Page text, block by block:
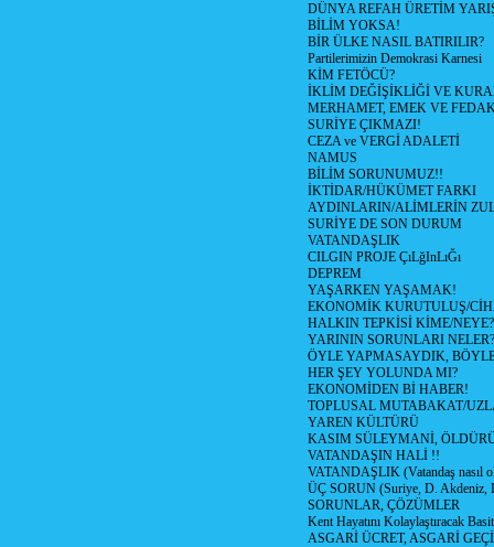
DÜNYA REFAH ÜRETİM
BİLİM YOKSA!
BİR ÜLKE NASIL BATIRILIR?
Partilerimizin Demokrasi Karnesi
KİM FETÖCÜ?
İKLİM DEĞİŞİKLİĞİ VE
MERHAMET, EMEK VE
SURİYE ÇIKMAZI!
CEZA ve VERGİ ADALETİ
NAMUS
BİLİM SORUNUMUZ!!
İKTİDAR/HÜKÜMET FARKI
AYDINLARIN/ALİMLERİN
SURİYE DE SON DURUM
VATANDAŞLIK
CILGIN PROJE ÇıLğInLıĞı
DEPREM
YAŞARKEN YAŞAMAK!
EKONOMİK KURUTULUŞ/
HALKIN TEPKİSİ KİME/NEYE?
YARININ SORUNLARI NELER?
ÖYLE YAPMASAYDIK,
HER ŞEY YOLUNDA MI?
EKONOMİDEN Bİ HABER!
TOPLUSAL MUTABAKAT/
YAREN KÜLTÜRÜ
KASIM SÜLEYMANİ,
VATANDAŞIN HALİ !!
VATANDAŞLIK (Vatandaş nasıl
ÜÇ SORUN (Suriye, D. Akdeniz,
SORUNLAR, ÇÖZÜMLER
Kent Hayatını Kolaylaştıracak
ASGARİ ÜCRET, ASGARİ